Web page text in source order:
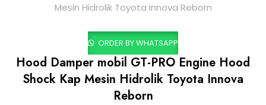
ORDER BY WHATSAPP
Hood Damper mobil GT-PRO Engine Hood
Shock Kap Mesin Hidrolik Toyota Innova
Reborn